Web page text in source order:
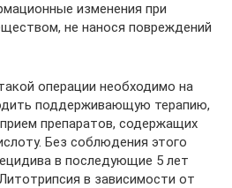
изменения при
не нанося повреждений
операции необходимо на
поддерживающую терапию,
препаратов, содержащих
Без соблюдения этого
в последующие 5 лет
в зависимости от